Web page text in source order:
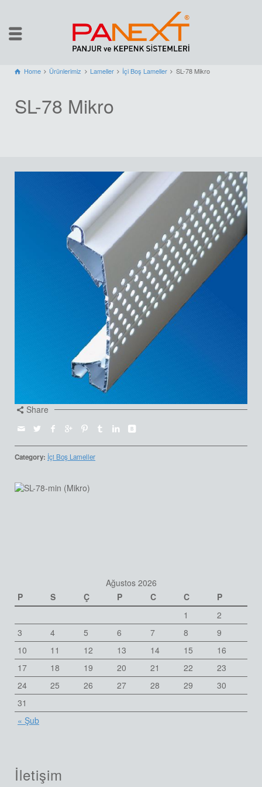
Home Ürünlerimiz Lameller İçi Boş Lameller SL-78 Mikro
SL-78 Mikro
Share
Category: İçi Boş Lameller
Ağustos 2026
P
S Ç P C C P
« Şub
1
2
3
4 5 6 7 8
9
10
11 12 13 14 15
16
17
18 19 20 21 22
23
24
25 26 27 28 29
30
31
İletişim